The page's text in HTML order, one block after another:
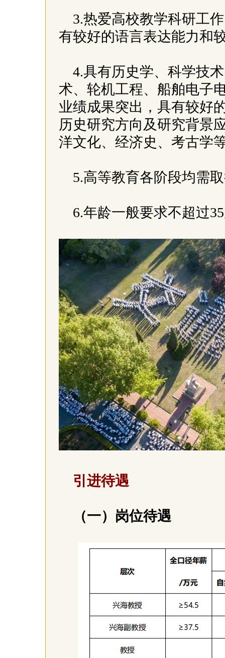
3.热爱高校教学科研工
有较好的语言表达能力和
4.具有历史学、科学技
术、轮机工程、船舶电子
业绩成果突出，具有较好
历史研究方向及研究背景
洋文化、经济史、考古学
5.高等教育各阶段均需
6.年龄一般要求不超过
引进待遇
（一）岗位待遇